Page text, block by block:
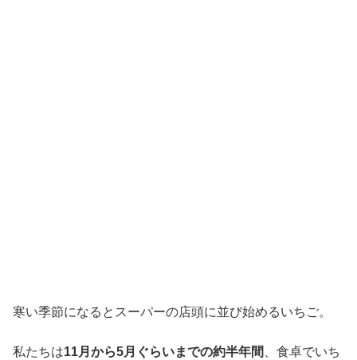
寒い季節になるとスーパーの店頭に並び始めるいちご。
私たちは11月から5月ぐらいまでの約半年間
、食卓でいち